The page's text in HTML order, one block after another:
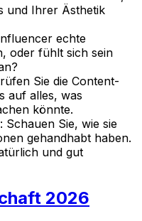
und Ihrer Ästhetik
echte
oder fühlt sich sein
Sie die Content-
auf alles, was
könnte.
: Schauen Sie, wie sie
gehandhabt haben.
und gut
2026